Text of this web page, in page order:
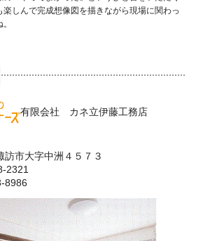
楽しんで完成想像図を描きながら現場に関わっ
有限会社 カネ立伊藤工務店
訪市大字中洲４５７３
2321
8986